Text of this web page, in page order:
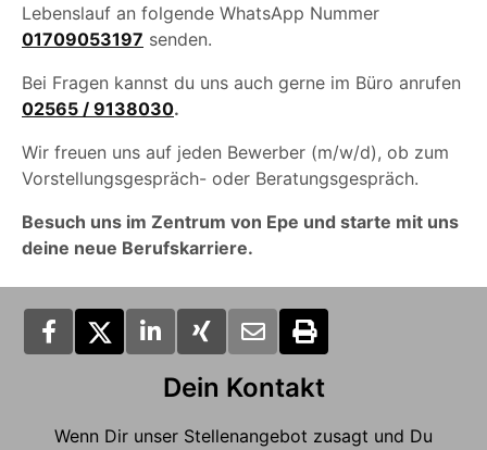
Lebenslauf an folgende WhatsApp Nummer
01709053197 senden.
Bei Fragen kannst du uns auch gerne im Büro anrufen
02565 / 9138030.
Wir freuen uns auf jeden Bewerber (m/w/d), ob zum
Vorstellungsgespräch- oder Beratungsgespräch.
Besuch uns im Zentrum von Epe und starte mit uns
deine neue Berufskarriere.
Dein Kontakt
Wenn Dir unser Stellenangebot zusagt und Du